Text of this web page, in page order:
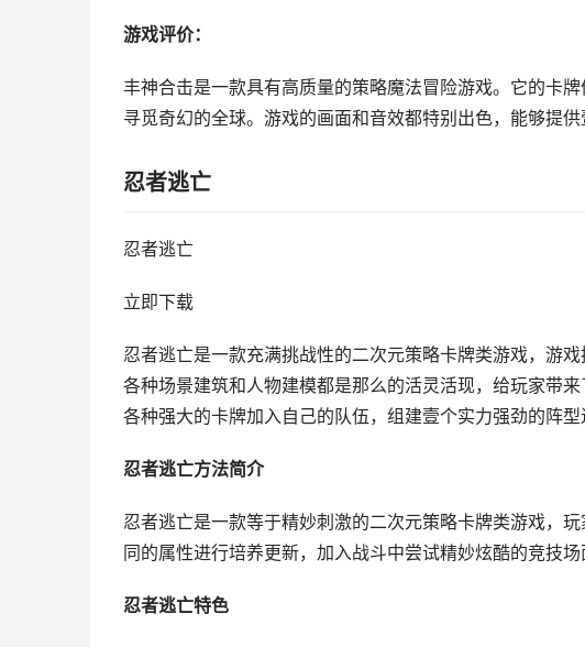
游戏评价：
丰神合击是一款具有高质量的策略魔法冒险游戏。它的卡
寻觅奇幻的全球。游戏的画面和音效都特别出色，能够提供
忍者逃亡
忍者逃亡
立即下载
忍者逃亡是一款充满挑战性的二次元策略卡牌类游戏，游
各种场景建筑和人物建模都是那么的活灵活现，给玩家带
各种强大的卡牌加入自己的队伍，组建壹个实力强劲的阵型
忍者逃亡方法简介
忍者逃亡是一款等于精妙刺激的二次元策略卡牌类游戏，
同的属性进行培养更新，加入战斗中尝试精妙炫酷的竞技场
忍者逃亡特色